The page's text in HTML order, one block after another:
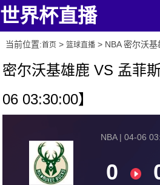
世界杯直播
当前位置:首页> 篮球直播> NBA 密尔沃基
密尔沃基雄鹿 VS 孟菲
06 03:30:00】
NBA | 04-06
0